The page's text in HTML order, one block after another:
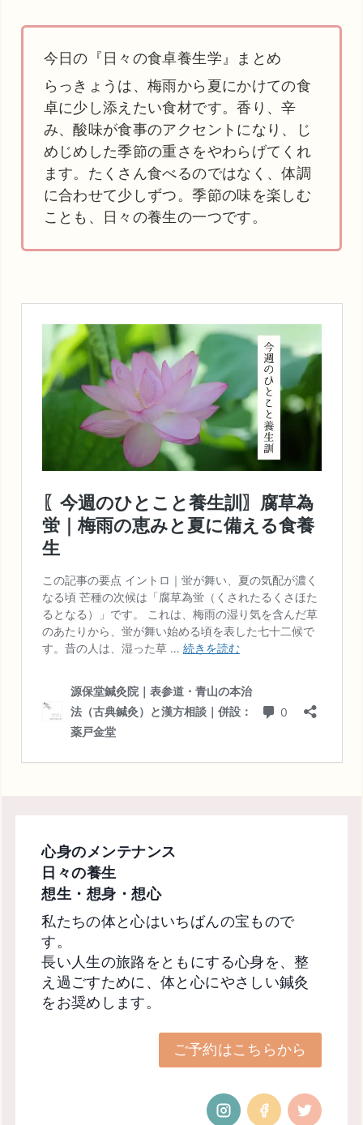
今日の『日々の食卓養生学』まとめ
らっきょうは、梅雨から夏にかけての食
卓に少し添えたい食材です。香り、辛
み、酸味が食事のアクセントになり、じ
めじめした季節の重さをやわらげてくれ
ます。たくさん食べるのではなく、体調
に合わせて少しずつ。季節の味を楽しむ
ことも、日々の養生の一つです。
心身のメンテナンス
日々の養生
想生・想身・想心
私たちの体と心はいちばんの宝もので
す。
長い人生の旅路をともにする心身を、整
え過ごすために、体と心にやさしい鍼灸
をお奨めします。
ご予約はこちらから